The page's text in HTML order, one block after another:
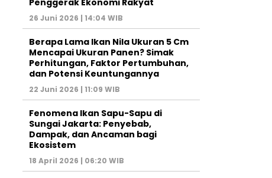
Penggerak Ekonomi Rakyat
26 Juni 2026 | 14:04 WIB
Berapa Lama Ikan Nila Ukuran 5 Cm
Mencapai Ukuran Panen? Simak
Perhitungan, Faktor Pertumbuhan,
dan Potensi Keuntungannya
22 Juni 2026 | 11:09 WIB
Fenomena Ikan Sapu-Sapu di
Sungai Jakarta: Penyebab,
Dampak, dan Ancaman bagi
Ekosistem
18 April 2026 | 06:20 WIB